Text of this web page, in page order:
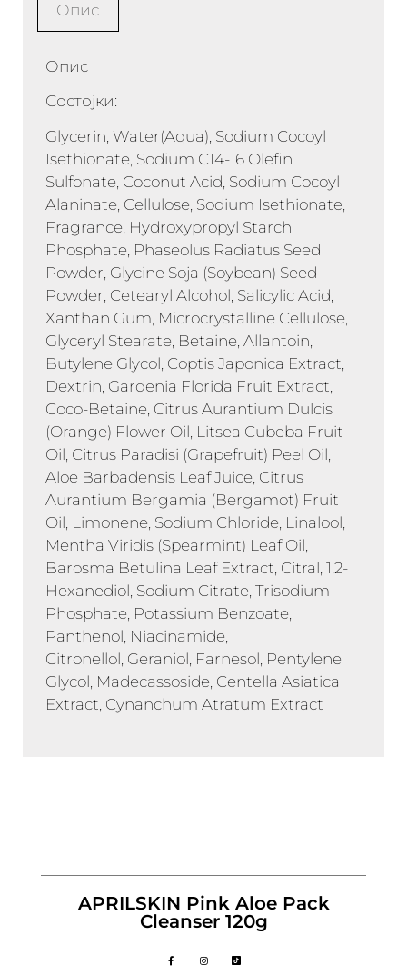
Опис
Опис
Состојки:
Glycerin, Water(Aqua), Sodium Cocoyl
Isethionate, Sodium C14-16 Olefin
Sulfonate, Coconut Acid, Sodium Cocoyl
Alaninate, Cellulose, Sodium Isethionate,
Fragrance, Hydroxypropyl Starch
Phosphate, Phaseolus Radiatus Seed
Powder, Glycine Soja (Soybean) Seed
Powder, Cetearyl Alcohol, Salicylic Acid,
Xanthan Gum, Microcrystalline Cellulose,
Glyceryl Stearate, Betaine, Allantoin,
Butylene Glycol, Coptis Japonica Extract,
Dextrin, Gardenia Florida Fruit Extract,
Coco-Betaine, Citrus Aurantium Dulcis
(Orange) Flower Oil, Litsea Cubeba Fruit
Oil, Citrus Paradisi (Grapefruit) Peel Oil,
Aloe Barbadensis Leaf Juice, Citrus
Aurantium Bergamia (Bergamot) Fruit
Oil, Limonene, Sodium Chloride, Linalool,
Mentha Viridis (Spearmint) Leaf Oil,
Barosma Betulina Leaf Extract, Citral, 1,2-
Hexanediol, Sodium Citrate, Trisodium
Phosphate, Potassium Benzoate,
Panthenol, Niacinamide,
Citronellol, Geraniol, Farnesol, Pentylene
Glycol, Madecassoside, Centella Asiatica
Extract, Cynanchum Atratum Extract
APRILSKIN Pink Aloe Pack
Cleanser 120g